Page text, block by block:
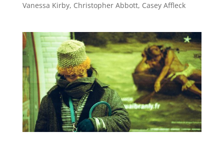
Vanessa Kirby, Christopher Abbott, Casey Affleck